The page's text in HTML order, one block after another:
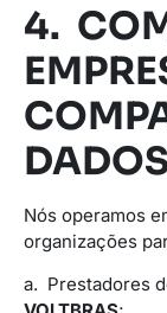
4.
Nós operamos
organizações
a. Prestadores